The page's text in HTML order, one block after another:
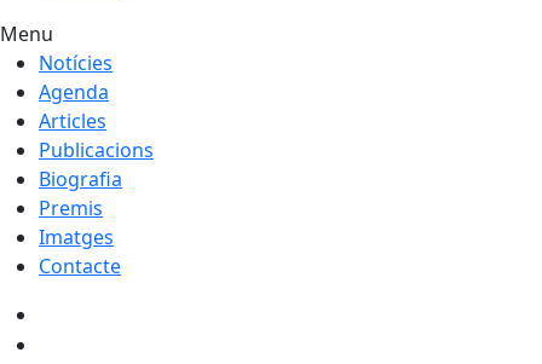
Menu
Notícies
Agenda
Articles
Publicacions
Biografia
Premis
Imatges
Contacte